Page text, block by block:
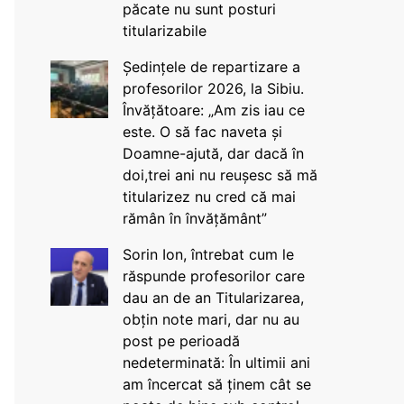
păcate nu sunt posturi
titularizabile
Ședințele de repartizare a
profesorilor 2026, la Sibiu.
Învățătoare: „Am zis iau ce
este. O să fac naveta și
Doamne-ajută, dar dacă în
doi,trei ani nu reușesc să mă
titularizez nu cred că mai
rămân în învățământ”
Sorin Ion, întrebat cum le
răspunde profesorilor care
dau an de an Titularizarea,
obțin note mari, dar nu au
post pe perioadă
nedeterminată: În ultimii ani
am încercat să ținem cât se